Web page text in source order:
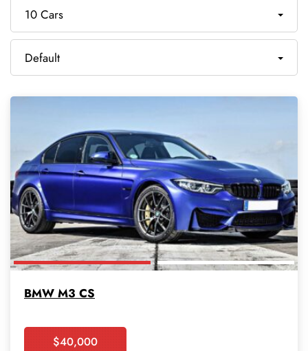
10 Cars
Default
BMW M3 CS
$40,000